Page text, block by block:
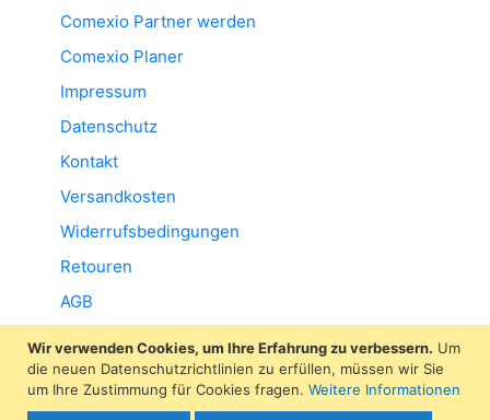
Wir verwenden Cookies, um Ihre Erfahrung zu verbessern. Um
die neuen Datenschutzrichtlinien zu erfüllen, müssen wir Sie
um Ihre Zustimmung für Cookies fragen. Weitere Informationen
Comexio Partner werden
Comexio Planer
Impressum
Datenschutz
Kontakt
Versandkosten
Widerrufsbedingungen
Retouren
AGB
Kauf auf Rechnung ist leider momentan nicht über unseren